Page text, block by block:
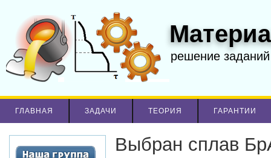
решение
ГЛАВНАЯ ЗАДАЧИ ТЕОРИЯ ГАРАНТИИ
Выбран сплав